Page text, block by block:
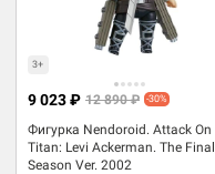
3+
Фигурка Nendoroid. Attack On
Titan: Levi Ackerman. The Final
Season Ver. 2002
9 023 ₽ 12 890 ₽ -30%